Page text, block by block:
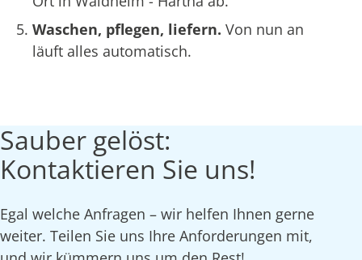
Waschen, pflegen, liefern. Von nun an
läuft alles automatisch.
Sauber gelöst:
Kontaktieren Sie uns!
Egal welche Anfragen – wir helfen Ihnen gerne
weiter. Teilen Sie uns Ihre Anforderungen mit,